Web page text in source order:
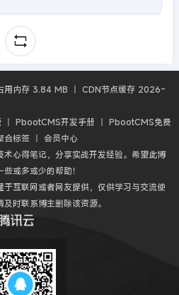
用内存 3.84 MB 丨 CDN节点缓存 2026-
丨 PbootCMS开发手册 丨 PbootCMS免费
合标签丨 会员中心
心得笔记，分享实战开发经验。希望此博
或多或少的帮助！
互联网或者网友提供，仅供学习与交流使
时联系博主删除该资源。